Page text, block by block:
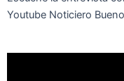
Youtube Noticiero